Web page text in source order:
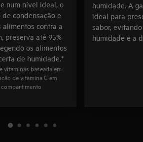
num nível ideal, o
condensação e
contra a
preserva até 95%
os alimentos
de humidade.*
vitaminas baseada em
de vitamina C em
humidade. A
ideal para
sabor,
humidade e a